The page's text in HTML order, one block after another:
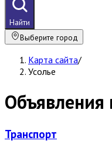
Найти
Выберите город
Карта сайта/
Усолье
Объявления
Транспорт